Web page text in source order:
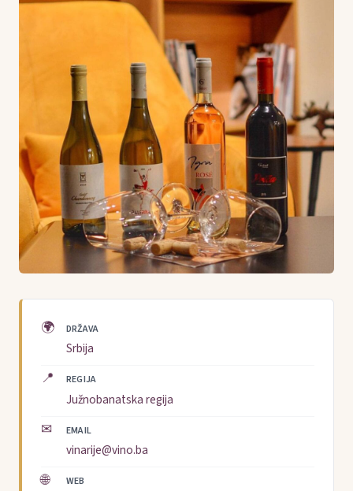
🌍 DRŽAVA
Srbija
📍 REGIJA
Južnobanatska regija
✉ EMAIL
vinarije@vino.ba
🌐 WEB